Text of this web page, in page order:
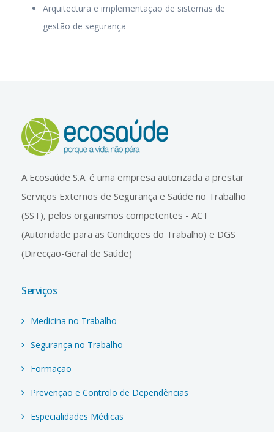
Arquitectura e implementação de sistemas de
gestão de segurança
A Ecosaúde S.A. é uma empresa autorizada a prestar
Serviços Externos de Segurança e Saúde no Trabalho
(SST), pelos organismos competentes - ACT
(Autoridade para as Condições do Trabalho) e DGS
(Direcção-Geral de Saúde)
Serviços
Medicina no Trabalho
Segurança no Trabalho
Formação
Prevenção e Controlo de Dependências
Especialidades Médicas